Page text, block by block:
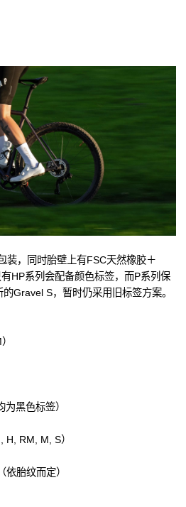
装，同时胎壁上有FSC天然橡胶＋
HP系列会配备颜色标签，而P系列保
Gravel S，暂时仍采用旧标签方案。
黑色标签）
RM, M, S）
胎纹而定）